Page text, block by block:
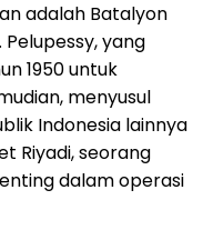
adalah Batalyon
yang
1950 untuk
menyusul
Indonesia lainnya
Riyadi, seorang
dalam operasi